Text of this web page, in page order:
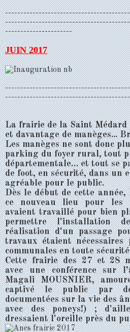
----------------------
JUIN 2017
La frairie de la Saint Médard
et davantage de manèges...
Les manèges ne sont donc
parking du foyer rural, tout
départementale… et tout se
de foot, en sécurité, dans un
agréable pour le public.
Dès le début de cette
ce nouveau lieu pour les
avaient travaillé pour bien
permettre l'installation
réalisation d'un passage
travaux étaient
communales en toute
Cette frairie des 27 et 28
avec une conférence sur
Magali MOUSNIER,
captivé le public par
documentées sur la vie des
avec des poneys!) ;
dressaient l'oreille près du